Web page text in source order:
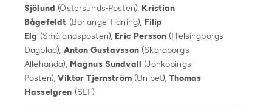
Sjölund (Östersunds-Posten), Kristian
Bågefeldt (Borlänge Tidning), Filip
Elg (Smålandsposten), Eric Persson (Helsingborgs
Dagblad), Anton Gustavsson(Skaraborgs
Allehanda), Magnus Sundvall (Jönköpings-
Posten),Viktor Tjernström(Unibet), Thomas
Hasselgren (SEF).